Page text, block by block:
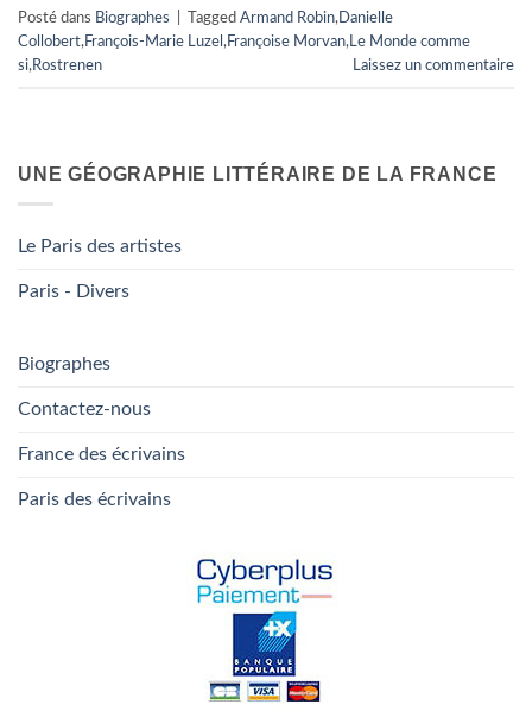
Posté dans Biographes Tagged Armand Robin, Danielle
Collobert, François-Marie Luzel , Françoise Morvan, Le Monde comme
si, Rostrenen Laissez un commentaire
UNE GÉOGRAPHIE LITTÉRAIRE DE LA FRANCE
Le Paris des artistes
Paris - Divers
Biographes
Contactez-nous
France des écrivains
Paris des écrivains